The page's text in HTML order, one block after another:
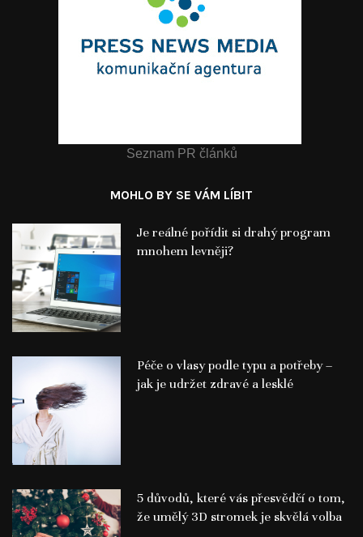
Seznam PR článků
MOHLO BY SE VÁM LÍBIT
Je reálné pořídit si drahý program
mnohem levněji?
Péče o vlasy podle typu a potřeby –
jak je udržet zdravé a lesklé
5 důvodů, které vás přesvědčí o tom,
že umělý 3D stromek je skvělá volba